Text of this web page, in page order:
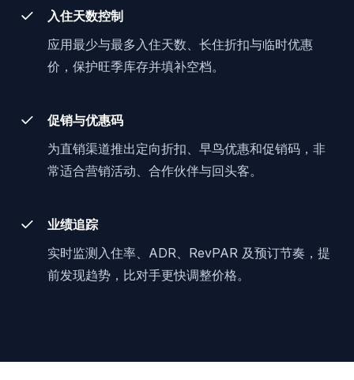
入住天数控制
应用最少与最多入住天数、长住折扣与临时优惠
价，保护旺季库存并填补空档。
促销与优惠码
为直销渠道推出定向折扣、早鸟优惠和促销码，非
常适合营销活动、合作伙伴与回头客。
业绩追踪
实时监测入住率、ADR、RevPAR 及预订节奏，提
前发现趋势，比对手更快调整价格。